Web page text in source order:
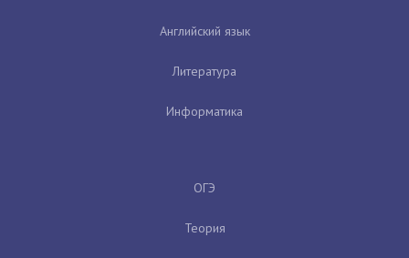
Английский язык
Литература
Информатика
ОГЭ
Теория